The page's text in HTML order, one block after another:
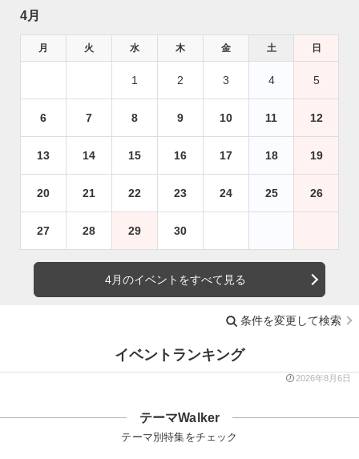
4月
月 火 水 木 金 土 日
1 2 3 4 5
6 7 8 9 10 11 12
13 14 15 16 17 18 19
20 21 22 23 24 25 26
27 28 29 30
4月のイベントをすべて見る
条件を変更して検索
イベントランキング
2026年8月6日
テーマWalker
テーマ別特集をチェック